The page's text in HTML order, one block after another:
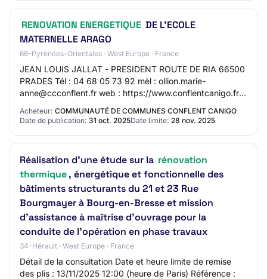
RENOVATION ENERGETIQUE DE L'ECOLE
MATERNELLE ARAGO
66-Pyrénées-Orientales · West Europe · France
JEAN LOUIS JALLAT - PRESIDENT ROUTE DE RIA 66500
PRADES Tél : 04 68 05 73 92 mèl : ollion.marie-
anne@ccconflent.fr web : https://www.conflentcanigo.fr/
SIRET 20004921100010 Groupement de commandes :…
Acheteur: COMMUNAUTÉ DE COMMUNES CONFLENT CANIGO
Date de publication: 31 oct. 2025Date limite: 28 nov. 2025
Réalisation d’une étude sur la rénovation
thermique, énergétique et fonctionnelle des
bâtiments structurants du 21 et 23 Rue
Bourgmayer à Bourg-en-Bresse et mission
d’assistance à maîtrise d’ouvrage pour la
conduite de l’opération en phase travaux
34-Hérault · West Europe · France
Détail de la consultation Date et heure limite de remise
des plis : 13/11/2025 12:00 (heure de Paris) Référence :